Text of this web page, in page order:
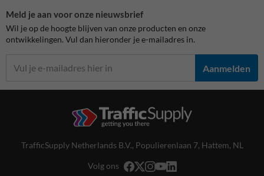
Meld je aan voor onze nieuwsbrief
Wil je op de hoogte blijven van onze producten en onze
ontwikkelingen. Vul dan hieronder je e-mailadres in.
Aanmelden
TrafficSupply Netherlands B.V., Populierenlaan 7, Hattem, NL
Volg ons